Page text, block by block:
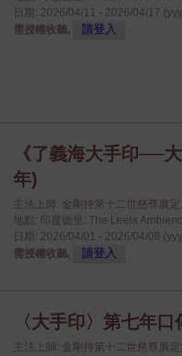
日期: 2026/04/11 - 2026/04/17
需授權收聽,
請登入
《了義海大手印──
年)
主法上師: 金剛持第十二世慈尊廣
地點: 印度德里: The Leela
日期: 2026/04/01 - 2026/04/08
需授權收聽,
請登入
〈大手印〉第七年
主法上師: 金剛持第十二世慈尊廣